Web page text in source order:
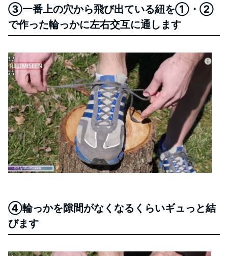
③一番上の穴から飛び出ている紐を①・②
で作った輪っかに左右交互に通します
④輪っかを隙間がなくなるくらいギュっと結
びます